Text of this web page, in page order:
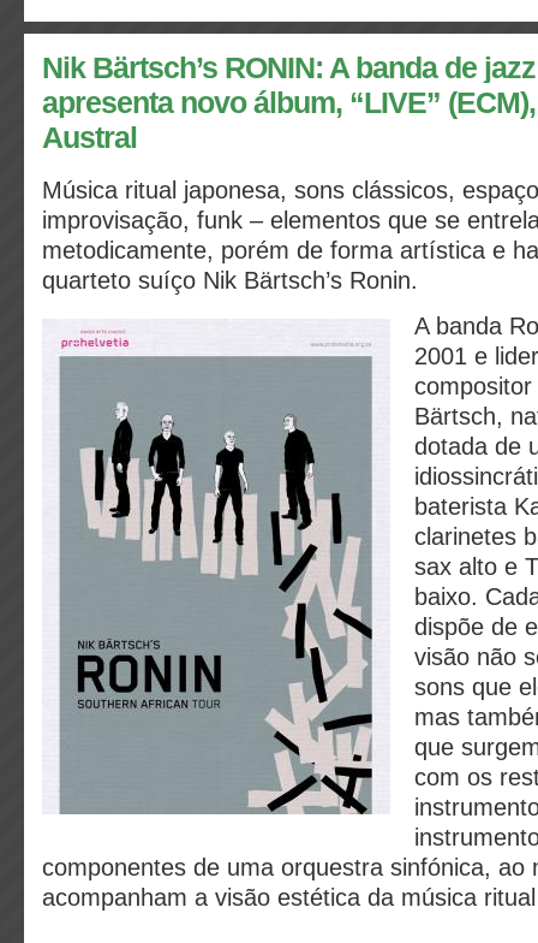
Nik Bärtsch’s RONIN: A banda de
apresenta novo álbum, “LIVE”
Austral
Música ritual japonesa, sons clássicos,
improvisação, funk – elementos que se
metodicamente, porém de forma artística e
quarteto suíço Nik Bärtsch’s Ronin.
A banda
2001 e
Bärtsch,
dotada de
baterista
clarinetes
sax alto e
baixo.
dispõe de
visão não
sons que
mas
que
com os
componentes de uma orquestra sinfónica, ao
acompanham a visão estética da música